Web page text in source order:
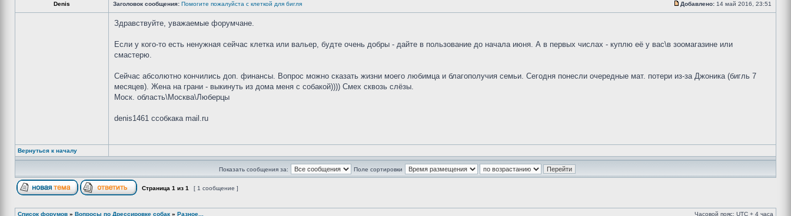
Denis Заголовок сообщения: Помогите пожалуйста с клеткой для бигля Добавлено: 14 май 2016, 23:51
Здравствуйте, уважаемые форумчане.
Если у кого-то есть ненужная сейчас клетка или вальер, будте очень добры - дайте в пользование до начала июня. А в первых числах - куплю её у вас\в зоомагазине или
смастерю.
Сейчас абсолютно кончились доп. финансы. Вопрос можно сказать жизни моего любимца и благополучия семьи. Сегодня понесли очередные мат. потери из-за Джоника (бигль 7
месяцев). Жена на грани - выкинуть из дома меня с собакой)))) Смех сквозь слёзы.
Моск. область\Москва\Люберцы
denis1461 cсобкака mail.ru
Вернуться к началу
Показать сообщения за: Поле сортировки
Страница 1 из 1 [ 1 сообщение ]
Список форумов » Вопросы по Дрессировке собак » Разное... Часовой пояс: UTC + 4 часа